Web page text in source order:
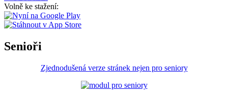
Volně ke stažení:
Senioři
Zjednodušená verze stránek nejen pro seniory